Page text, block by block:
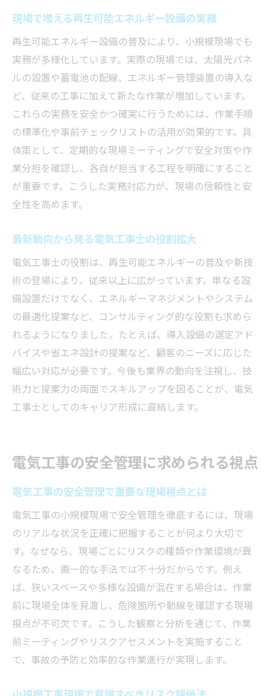
現場で増える再生可能エネルギー設備の実務
再生可能エネルギー設備の普及により、小規模現場でも
実務が多様化しています。実際の現場では、太陽光パネ
ルの設置や蓄電池の配線、エネルギー管理装置の導入な
ど、従来の工事に加えて新たな作業が増加しています。
これらの実務を安全かつ確実に行うためには、作業手順
の標準化や事前チェックリストの活用が効果的です。具
体策として、定期的な現場ミーティングで安全対策や作
業分担を確認し、各自が担当する工程を明確にすること
が重要です。こうした実務対応力が、現場の信頼性と安
全性を高めます。
最新動向から見る電気工事士の役割拡大
電気工事士の役割は、再生可能エネルギーの普及や新技
術の登場により、従来以上に広がっています。単なる設
備設置だけでなく、エネルギーマネジメントやシステム
の最適化提案など、コンサルティング的な役割も求めら
れるようになりました。たとえば、導入設備の選定アド
バイスや省エネ設計の提案など、顧客のニーズに応じた
幅広い対応が必要です。今後も業界の動向を注視し、技
術力と提案力の両面でスキルアップを図ることが、電気
工事士としてのキャリア形成に直結します。
電気工事の安全管理に求められる視点
電気工事の安全管理で重要な現場視点とは
電気工事の小規模現場で安全管理を徹底するには、現場
のリアルな状況を正確に把握することが何より大切で
す。なぜなら、現場ごとにリスクの種類や作業環境が異
なるため、画一的な手法では不十分だからです。例え
ば、狭いスペースや多様な設備が混在する場合は、作業
前に現場全体を見渡し、危険箇所や動線を確認する現場
視点が不可欠です。こうした観察と分析を通じて、作業
前ミーティングやリスクアセスメントを実施すること
で、事故の予防と効率的な作業進行が実現します。